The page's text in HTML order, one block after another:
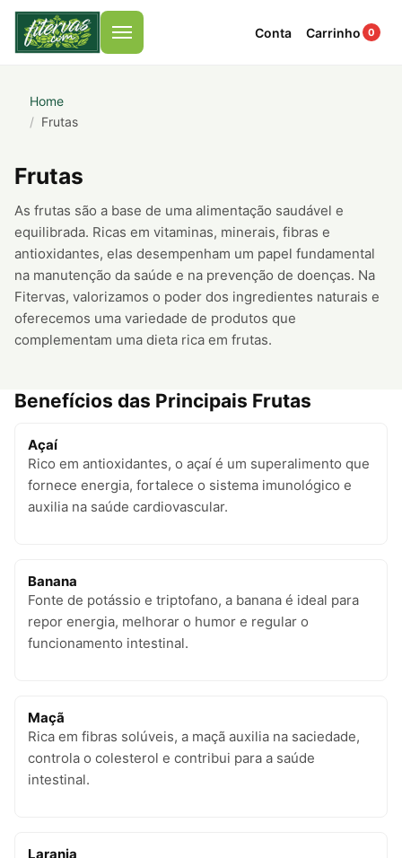
Menu Conta Carrinho 0
Home
Frutas
Frutas
As frutas são a base de uma alimentação saudável e
equilibrada. Ricas em vitaminas, minerais, fibras e
antioxidantes, elas desempenham um papel fundamental
na manutenção da saúde e na prevenção de doenças. Na
Fitervas, valorizamos o poder dos ingredientes naturais e
oferecemos uma variedade de produtos que
complementam uma dieta rica em frutas.
Benefícios das Principais Frutas
Açaí
Rico em antioxidantes, o açaí é um superalimento que
fornece energia, fortalece o sistema imunológico e
auxilia na saúde cardiovascular.
Banana
Fonte de potássio e triptofano, a banana é ideal para
repor energia, melhorar o humor e regular o
funcionamento intestinal.
Maçã
Rica em fibras solúveis, a maçã auxilia na saciedade,
controla o colesterol e contribui para a saúde
intestinal.
Laranja